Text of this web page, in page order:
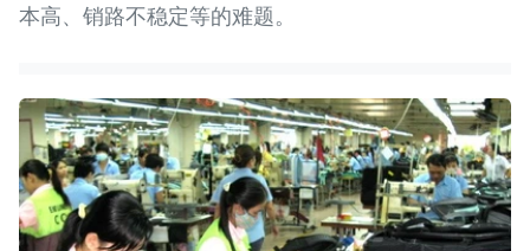
本高、销路不稳定等的难题。